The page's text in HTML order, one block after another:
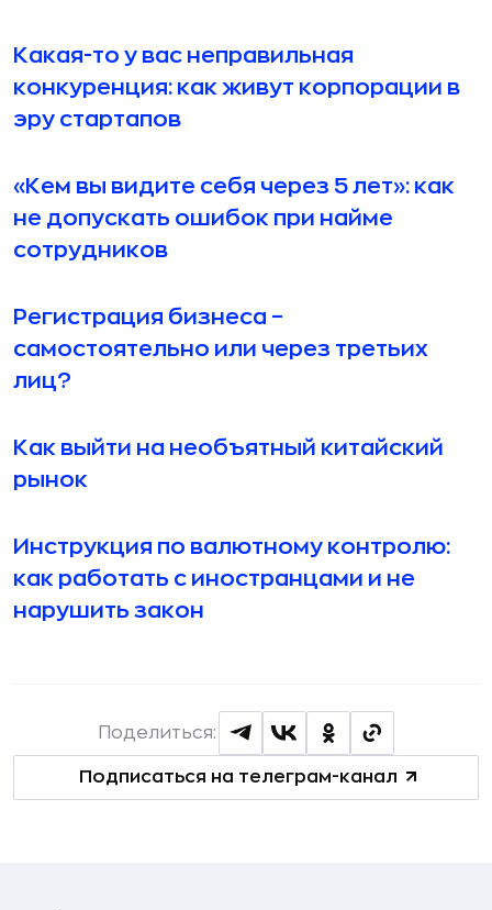
Какая-то у вас неправильная
конкуренция: как живут корпорации в
эру стартапов
«Кем вы видите себя через 5 лет»: как
не допускать ошибок при найме
сотрудников
Регистрация бизнеса –
самостоятельно или через третьих
лиц?
Как выйти на необъятный китайский
рынок
Инструкция по валютному контролю:
как работать c иностранцами и не
нарушить закон
Подписаться на телеграм-канал
Поделиться: